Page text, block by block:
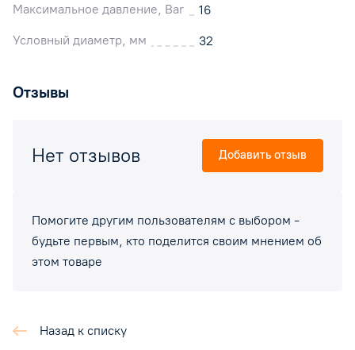
Максимальное давление, Bar
16
Условный диаметр, мм
32
Отзывы
Помогите другим пользователям с выбором -
будьте первым, кто поделится своим мнением об
этом товаре
Нет отзывов Добавить отзыв
Назад к списку